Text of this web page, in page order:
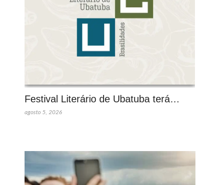
Festival Literário de Ubatuba terá…
agosto 5, 2026